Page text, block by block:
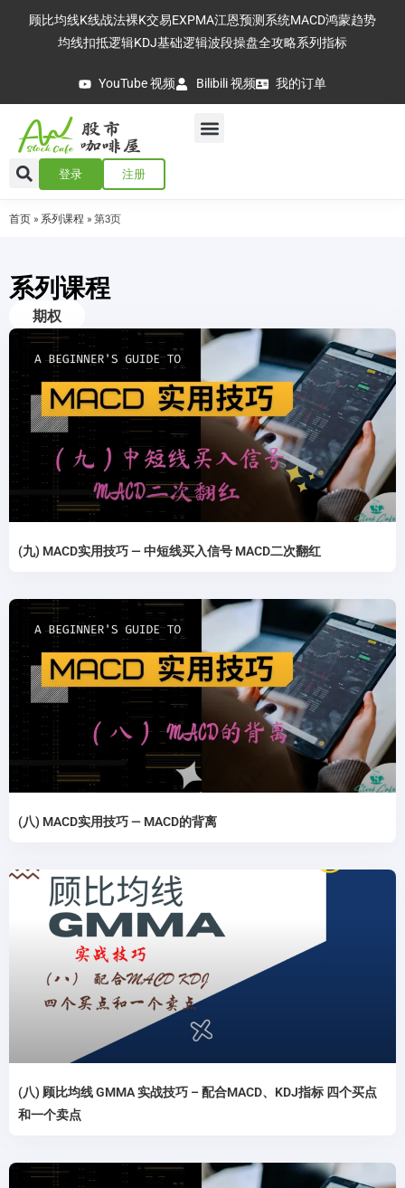
顾比均线K线战法裸K交易EXPMA江恩预测系统MACD鸿蒙趋势
均线扣抵逻辑KDJ基础逻辑波段操盘全攻略系列指标
YouTube 视频 Bilibili 视频 我的订单
登录 注册
首页 » 系列课程 » 第3页
系列课程
期权
(九) MACD实用技巧 — 中短线买入信号 MACD二次翻红
(八) MACD实用技巧 — MACD的背离
(八) 顾比均线 GMMA 实战技巧 – 配合MACD、KDJ指标 四个买点
和一个卖点